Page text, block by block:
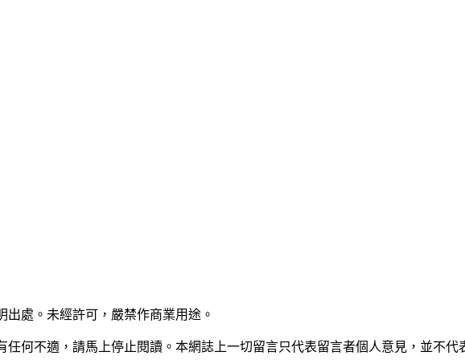
處。未經許可，嚴禁作商業用途。
何不適，請馬上停止閱讀。本網誌上一切留言只代表留言者個人意見，並不代